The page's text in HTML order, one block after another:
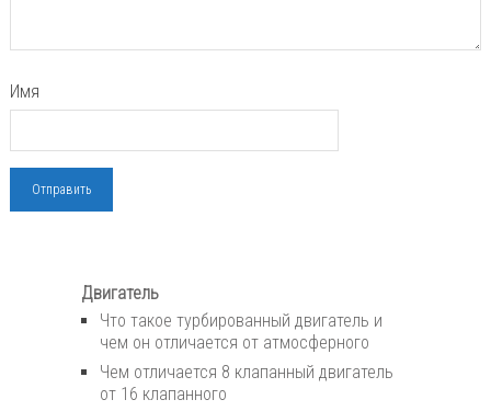
Имя
Двигатель
Что такое турбированный двигатель и
чем он отличается от атмосферного
Чем отличается 8 клапанный двигатель
от 16 клапанного